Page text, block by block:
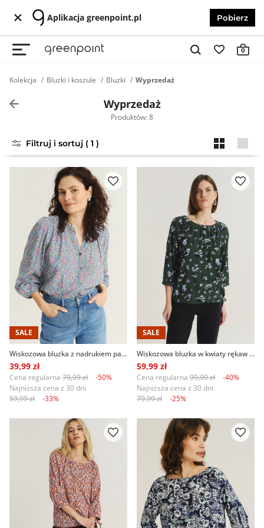
Aplikacja greenpoint.pl Pobierz
0
Kolekcja Bluzki i koszule Bluzki Wyprzedaż
Wyprzedaż
Produktów: 8
Filtruj i sortuj ( 1 )
SALE
Wiskozowa bluzka z nadrukiem paisley
39,99 zł
Cena regularna 79,99 zł
-50%
Najniższa cena z 30 dni
59,99 zł
-33%
SALE
Wiskozowa bluzka w kwiaty rękaw 3/4
59,99 zł
Cena regularna 99,99 zł
-40%
Najniższa cena z 30 dni
79,99 zł
-25%